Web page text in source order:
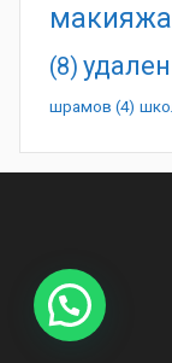
макияжа
(8)
шрамов (4)